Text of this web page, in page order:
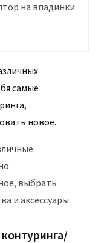
на впадинки
самые
новое.
выбрать
и аксессуары.